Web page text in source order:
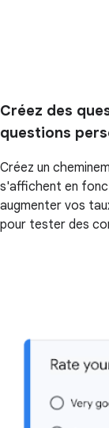
Créez des
questions
Créez un
s'affichent en
augmenter vos
pour tester des